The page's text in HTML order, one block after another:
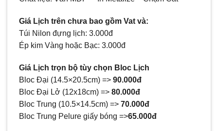
Giá Lịch trên chưa bao gồm Vat và:
Túi Nilon đựng lịch: 3.000đ
Ép kim Vàng hoặc Bạc: 3.000đ
Giá Lịch trọn bộ tùy chọn Bloc Lịch
Bloc Đại (14.5×20.5cm) => 90.000đ
Bloc Đại Lở (12x18cm) => 80.000đ
Bloc Trung (10.5×14.5cm) => 70.000đ
Bloc Trung Pelure giấy bóng =>65.000đ